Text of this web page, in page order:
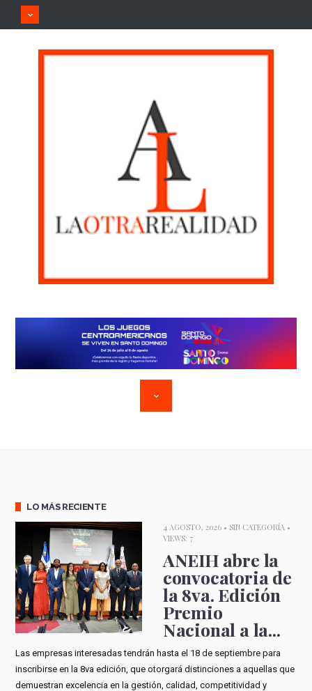
LO MÁS RECIENTE
4 AGOSTO, 2026 • SIN CATEGORÍA •
VIEWS: 7
ANEIH abre la
convocatoria de
la 8va. Edición
Premio
Nacional a la...
Las empresas interesadas tendrán hasta el 18 de septiembre para
inscribirse en la 8va edición, que otorgará distinciones a aquellas que
demuestran excelencia en la gestión, calidad, competitividad y